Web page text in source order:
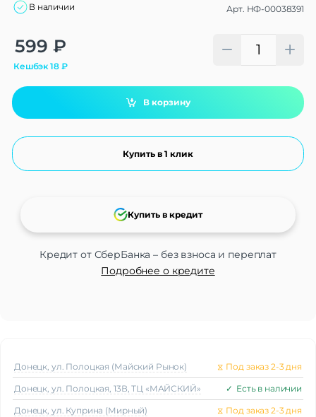
В наличии Арт. НФ-00038391
599 ₽
Кешбэк18₽
В корзину
Купить в 1 клик
Кредит от СберБанка – без взноса и переплат
Подробнее о кредите
Купить в кредит
Alternative:
Донецк, ул. Полоцкая (Майский Рынок) ⧖ Под заказ 2-3 дня
Донецк, ул. Полоцкая, 13В, ТЦ «МАЙСКИЙ» ✓ Есть в наличии
Донецк, ул. Куприна (Мирный) ⧖ Под заказ 2-3 дня